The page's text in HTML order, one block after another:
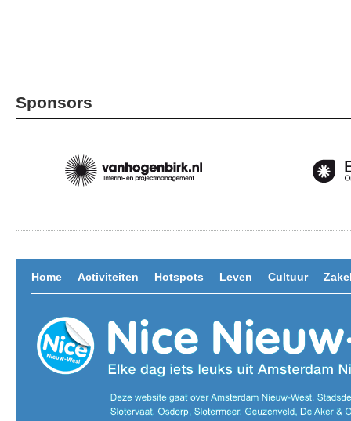
Sponsors
Home Activiteiten Hotspots Leven Cultuur